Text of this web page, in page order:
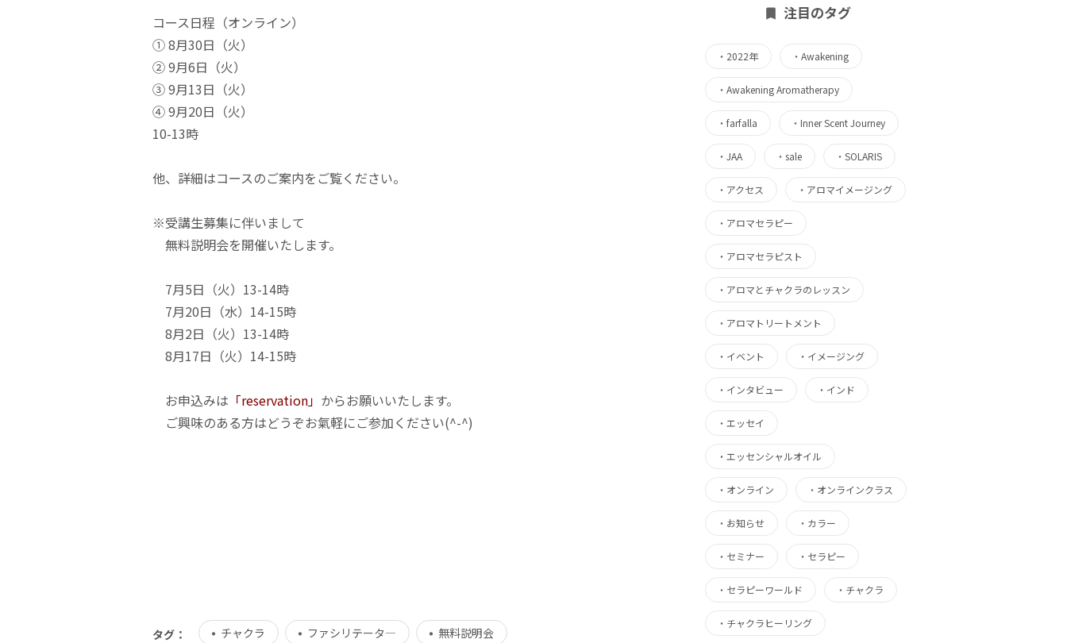
コース日程（オンライン）
① 8月30日（火）
② 9月6日（火）
③ 9月13日（火）
④ 9月20日（火）
10-13時
他、詳細はコースのご案内をご覧ください。
※受講生募集に伴いまして
無料説明会を開催いたします。
7月5日（火）13-14時
7月20日（水）14-15時
8月2日（火）13-14時
8月17日（火）14-15時
お申込みは 「reservation」 からお願いいたします。
ご興味のある方はどうぞお氣軽にご参加ください(^-^)
タグ： チャクラ ファシリテータ― 無料説明会
注目のタグ
・ 2022年 ・ Awakening
・ Awakening Aromatherapy
・ farfalla ・ Inner Scent Journey
・ JAA ・ sale ・ SOLARIS
・ アクセス ・ アロマイメージング
・ アロマセラピー
・ アロマセラピスト
・ アロマとチャクラのレッスン
・ アロマトリートメント
・ イベント ・ イメージング
・ インタビュー ・ インド
・ エッセイ
・ エッセンシャルオイル
・ オンライン ・ オンラインクラス
・ お知らせ ・ カラー
・ セミナー ・ セラピー
・ セラピーワールド ・ チャクラ
・ チャクラヒーリング